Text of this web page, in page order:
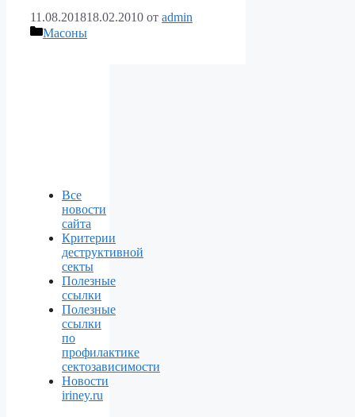
11.08.201818.02.2010 от admin
Рубрики
Масоны
Все
новости
сайта
Критерии
деструктивной
секты
Полезные
ссылки
Полезные
ссылки
по
профилактике
сектозависимости
Новости
iriney.ru